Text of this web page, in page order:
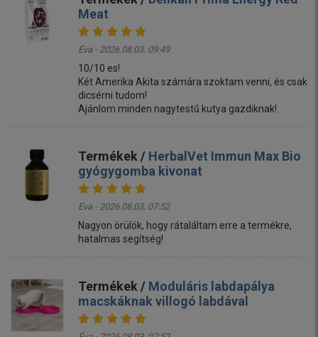
Meat
Éva - 2026.08.03. 09:49
10/10 es!
Két Amerika Akita számára szoktam venni, és csak
dicsérni tudom!
Ajánlom minden nagytestű kutya gazdiknak!
Termékek / HerbalVet Immun Max Bio
gyógygomba kivonat
Éva - 2026.08.03. 07:52
Nagyon örülök, hogy rátaláltam erre a termékre,
hatalmas segítség!
Termékek / Moduláris labdapálya
macskáknak villogó labdával